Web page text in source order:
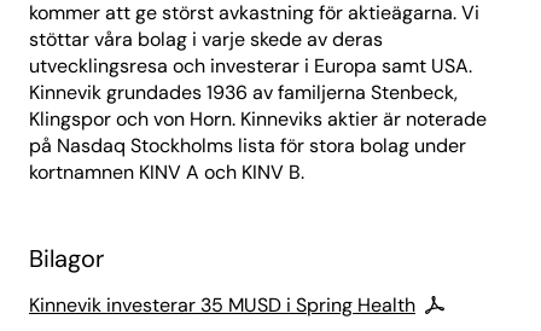
kommer att ge störst avkastning för aktieägarna. Vi
stöttar våra bolag i varje skede av deras
utvecklingsresa och investerar i Europa samt USA.
Kinnevik grundades 1936 av familjerna Stenbeck,
Klingspor och von Horn. Kinneviks aktier är noterade
på Nasdaq Stockholms lista för stora bolag under
kortnamnen KINV A och KINV B.
Bilagor
Kinnevik investerar 35 MUSD i Spring Health